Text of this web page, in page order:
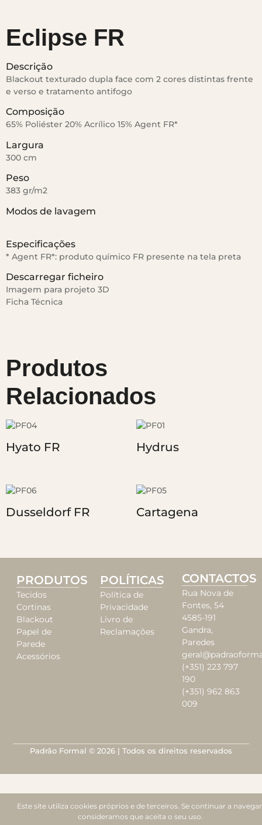
Eclipse FR
Descrição
Blackout texturado dupla face com 2 cores distintas frente
e verso e tratamento antifogo
Composição
65% Poliéster 20% Acrílico 15% Agent FR*
Largura
300 cm
Peso
383 gr/m2
Modos de lavagem
Especificações
* Agent FR*: produto químico FR presente na tela preta
Descarregar ficheiro
Imagem para projeto 3D
Ficha Técnica
Produtos
Relacionados
Hyato FR Hydrus
Dusseldorf FR Cartagena
PRODUTOS
Tecidos
Cortinas
Blackout
Papel de
Parede
Acessórios
POLÍTICAS
Política de
Privacidade
Livro de
Reclamações
CONTACTOS
Rua Nova de
Fontes, 54
4585-191
Gandra,
Paredes
(+351) 223 797
190
(+351) 962 863
009
Padrão Formal © 2026 | Todos os direitos reservados
Este site utiliza cookies próprios e de terceiros. Se continuar a
consideramos que aceita o seu uso.